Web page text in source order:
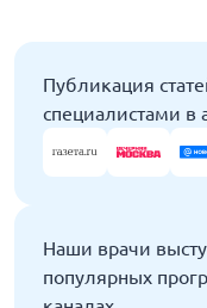
Публикация
специалистами в
Наши врачи
популярных